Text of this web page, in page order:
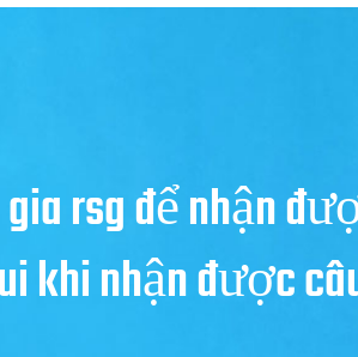
rsg để nhận
khi nhận được